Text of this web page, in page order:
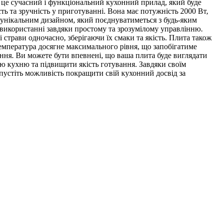
сучасний і функціональний кухонний прилад, який буде
та зручність у приготуванні. Вона має потужність 2000 Вт,
дизайном, який поєднуватиметься з будь-яким
завдяки простому та зрозумілому управлінню.
одночасно, зберігаючи їх смаки та якість. Плита також
досягне максимального рівня, що запобігатиме
Ви можете бути впевнені, що ваша плита буде виглядати
та підвищити якість готування. Завдяки своїм
можливість покращити свій кухонний досвід за